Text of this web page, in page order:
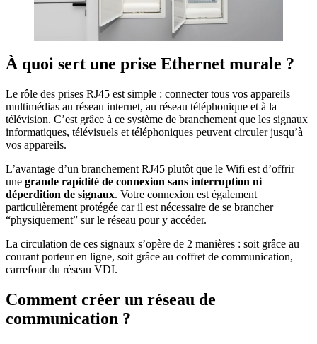
À quoi sert une prise Ethernet murale ?
Le rôle des prises RJ45 est simple : connecter tous vos appareils
multimédias au réseau internet, au réseau téléphonique et à la
télévision. C’est grâce à ce système de branchement que les signaux
informatiques, télévisuels et téléphoniques peuvent circuler jusqu’à
vos appareils.
L’avantage d’un branchement RJ45 plutôt que le Wifi est d’offrir
une grande rapidité de connexion sans interruption ni
déperdition de signaux. Votre connexion est également
particulièrement protégée car il est nécessaire de se brancher
“physiquement” sur le réseau pour y accéder.
La circulation de ces signaux s’opère de 2 manières : soit grâce au
courant porteur en ligne, soit grâce au coffret de communication,
carrefour du réseau VDI.
Comment créer un réseau de
communication ?